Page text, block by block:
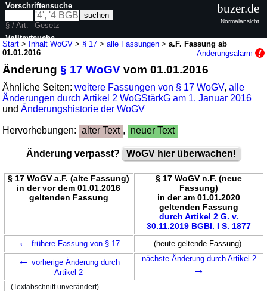
Start > Inhalt WoGV > § 17 >alle Fassungen >a.F. Fassung ab
01.01.2016
Änderungsalarm
Änderung§ 17 WoGV vom 01.01.2016
Ähnliche Seiten:weitere Fassungen von § 17 WoGV,alle
Änderungen durch Artikel 2 WoGStärkG am 1. Januar 2016
undÄnderungshistorie der WoGV
Hervorhebungen: alter Text , neuer Text
Änderung verpasst? WoGV hier überwachen!
§ 17 WoGV a.F. (alte Fassung)
in der vor dem 01.01.2016
geltenden Fassung
§ 17 WoGV n.F. (neue
Fassung)
in der am 01.01.2020
geltenden Fassung
durch Artikel 2 G. v.
30.11.2019 BGBl. I S. 1877
← frühere Fassung von § 17 (heute geltende Fassung)
← vorherige Änderung durch
Artikel 2
nächste Änderung durch Artikel 2
→
(Textabschnitt unverändert)
Vorschriftensuche
§ / Art.
Gesetz
Volltextsuche
buzer.de
Normalansicht